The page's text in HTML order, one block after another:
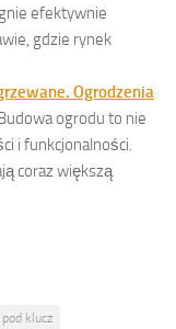
efektywnie
gdzie rynek
Ogrodzenia
Budowa ogrodu to nie
i funkcjonalności.
coraz większą
klucz